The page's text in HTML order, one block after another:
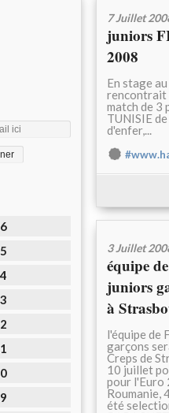
7 Juillet
juniors
2008
En stage
rencontrait
match de 3
TUNISIE
d'enfer,...
3 Juillet
équipe
juniors
à
l'équipe de
garçons
Creps de
10 juillet
pour l'Euro
Roumanie,
été